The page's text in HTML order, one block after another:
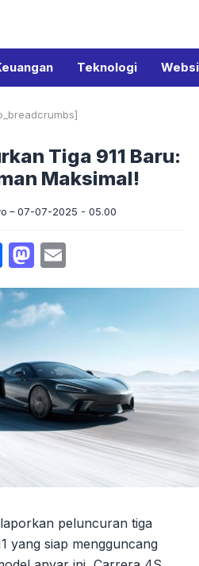
Teknologi
Tiga 911 Baru:
Maksimal!
07-07-2025 - 05.00
Facebook
Mastodon
peluncuran tiga
yang siap mengguncang